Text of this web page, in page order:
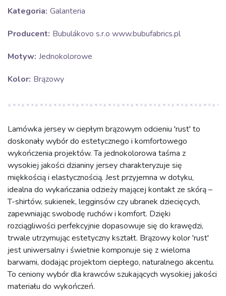
Kategoria: Galanteria
Producent: Bubulákovo s.r.o www.bubufabrics.pl
Motyw: Jednokolorowe
Kolor: Brązowy
Lamówka jersey w ciepłym brązowym odcieniu 'rust' to
doskonały wybór do estetycznego i komfortowego
wykończenia projektów. Ta jednokolorowa taśma z
wysokiej jakości dzianiny jersey charakteryzuje się
miękkością i elastycznością. Jest przyjemna w dotyku,
idealna do wykańczania odzieży mającej kontakt ze skórą –
T-shirtów, sukienek, legginsów czy ubranek dziecięcych,
zapewniając swobodę ruchów i komfort. Dzięki
rozciągliwości perfekcyjnie dopasowuje się do krawędzi,
trwale utrzymując estetyczny kształt. Brązowy kolor 'rust'
jest uniwersalny i świetnie komponuje się z wieloma
barwami, dodając projektom ciepłego, naturalnego akcentu.
To ceniony wybór dla krawców szukających wysokiej jakości
materiału do wykończeń.